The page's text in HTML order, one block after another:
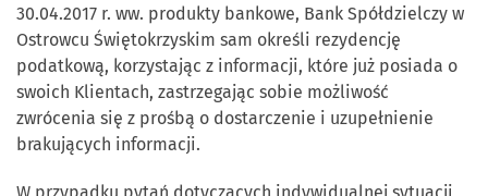
30.04.2017 r. ww. produkty bankowe, Bank Spółdzielczy w
Ostrowcu Świętokrzyskim sam określi rezydencję
podatkową, korzystając z informacji, które już posiada o
swoich Klientach, zastrzegając sobie możliwość
zwrócenia się z prośbą o dostarczenie i uzupełnienie
brakujących informacji.